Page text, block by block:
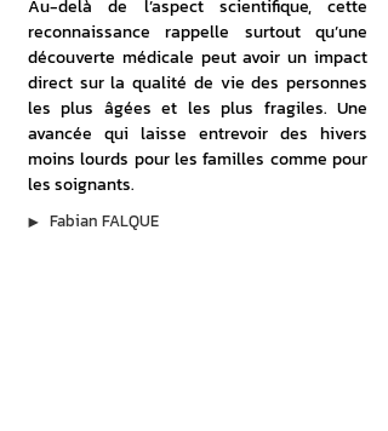
Au-delà de l’aspect scientifique, cette
reconnaissance rappelle surtout qu’une
découverte médicale peut avoir un impact
direct sur la qualité de vie des personnes
les plus âgées et les plus fragiles. Une
avancée qui laisse entrevoir des hivers
moins lourds pour les familles comme pour
les soignants.
▶︎ Fabian FALQUE